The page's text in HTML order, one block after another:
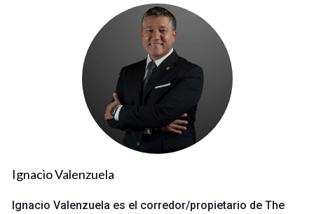
Estrategias para convertir tus redes
sociales en clientes
Contenido atractivo y relevante
El primer paso para atraer clientes a través de las redes
sociales es crear contenido que resuene con tu audiencia.
Esto implica entender sus intereses, necesidades y
problemas. Un contenido valioso no solo atrae atención, sino
Ignacio Valenzuela
Ignacio Valenzuela es el corredor/propietario de The